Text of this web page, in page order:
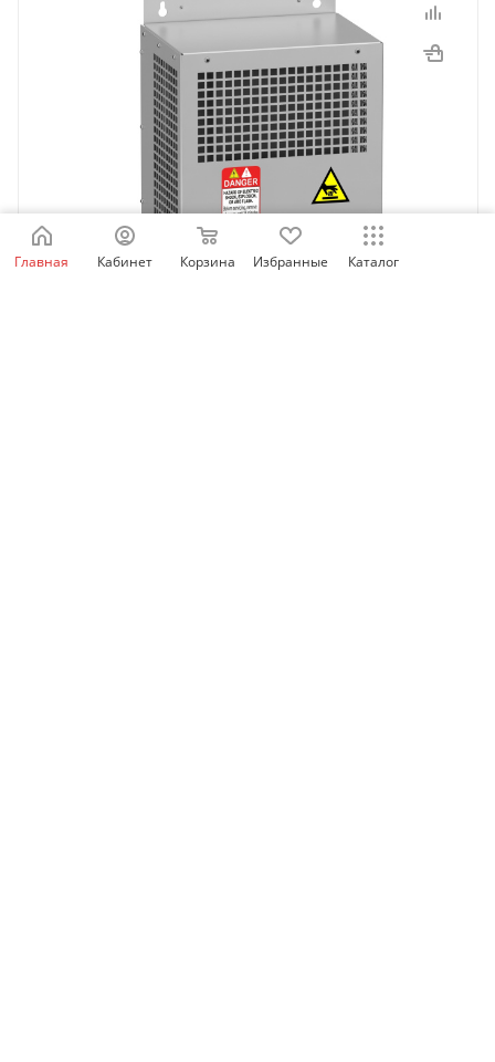
Главная Кабинет Корзина Избранные Каталог